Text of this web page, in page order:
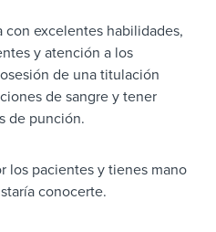
con excelentes habilidades,
y atención a los
de una titulación
de sangre y tener
de punción.
los pacientes y tienes mano
conocerte.